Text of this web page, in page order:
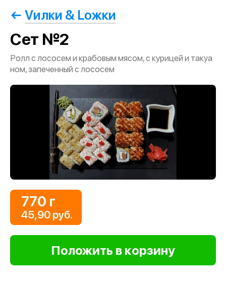
Vилки & Lожки
Сет №2
Ролл с лососем и крабовым мясом, с курицей и такуа
ном, запеченный с лососем
770 г
45,90 руб.